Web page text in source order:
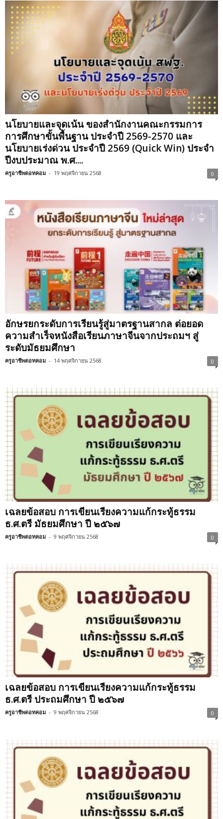
นโยบายและจุดเน้น ของสำนักงานคณะกรรมการ
การศึกษาขั้นพื้นฐาน ประจำปี 2569-2570 และ
นโยบายเร่งด่วน ประจำปี 2569 (Quick Win) ประจำ
ปีงบประมาณ พ.ศ....
ครูอาชีพดอทคอม - 19 พฤศจิกายน 2568 0
อักษรยกระดับการเรียนรู้สู่มาตรฐานสากล ต่อยอด
ความสำเร็จหนังสือเรียนภาษาจีนจากประถมฯ สู่
ระดับมัธยมศึกษา
ครูอาชีพดอทคอม - 14 พฤศจิกายน 2568 0
เฉลยข้อสอบ การเขียนเรียงความแก้กระทู้ธรรม
ธ.ศ.ตรี มัธยมศึกษา ปี ๒๕๖๗
ครูอาชีพดอทคอม - 9 พฤศจิกายน 2568 0
เฉลยข้อสอบ การเขียนเรียงความแก้กระทู้ธรรม
ธ.ศ.ตรี ประถมศึกษา ปี ๒๕๖๗
ครูอาชีพดอทคอม - 9 พฤศจิกายน 2568 0